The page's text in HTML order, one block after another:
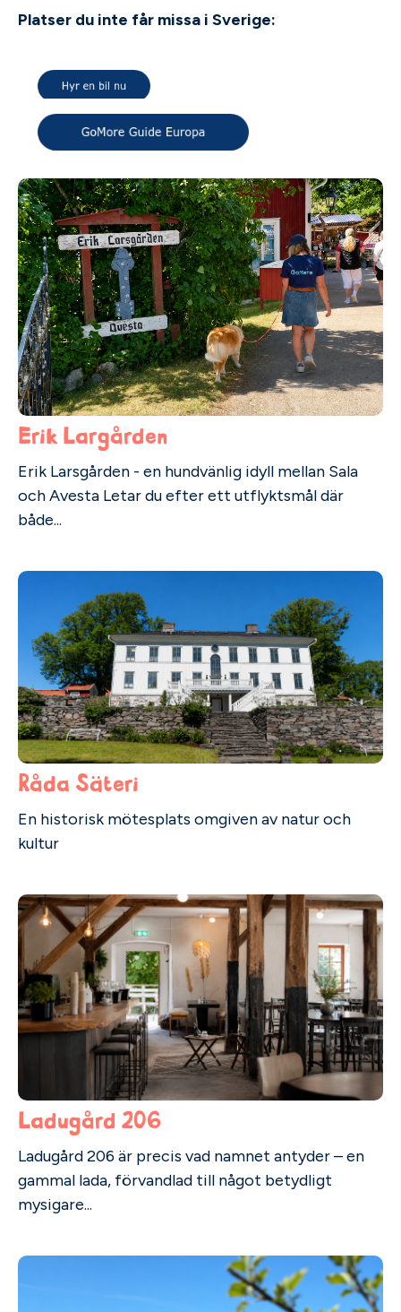
Platser du inte får missa i Sverige:
Erik Largården
Erik Larsgården - en hundvänlig idyll mellan Sala
och Avesta Letar du efter ett utflyktsmål där
både...
Råda Säteri
En historisk mötesplats omgiven av natur och
kultur
Ladugård 206
Ladugård 206 är precis vad namnet antyder – en
gammal lada, förvandlad till något betydligt
mysigare...